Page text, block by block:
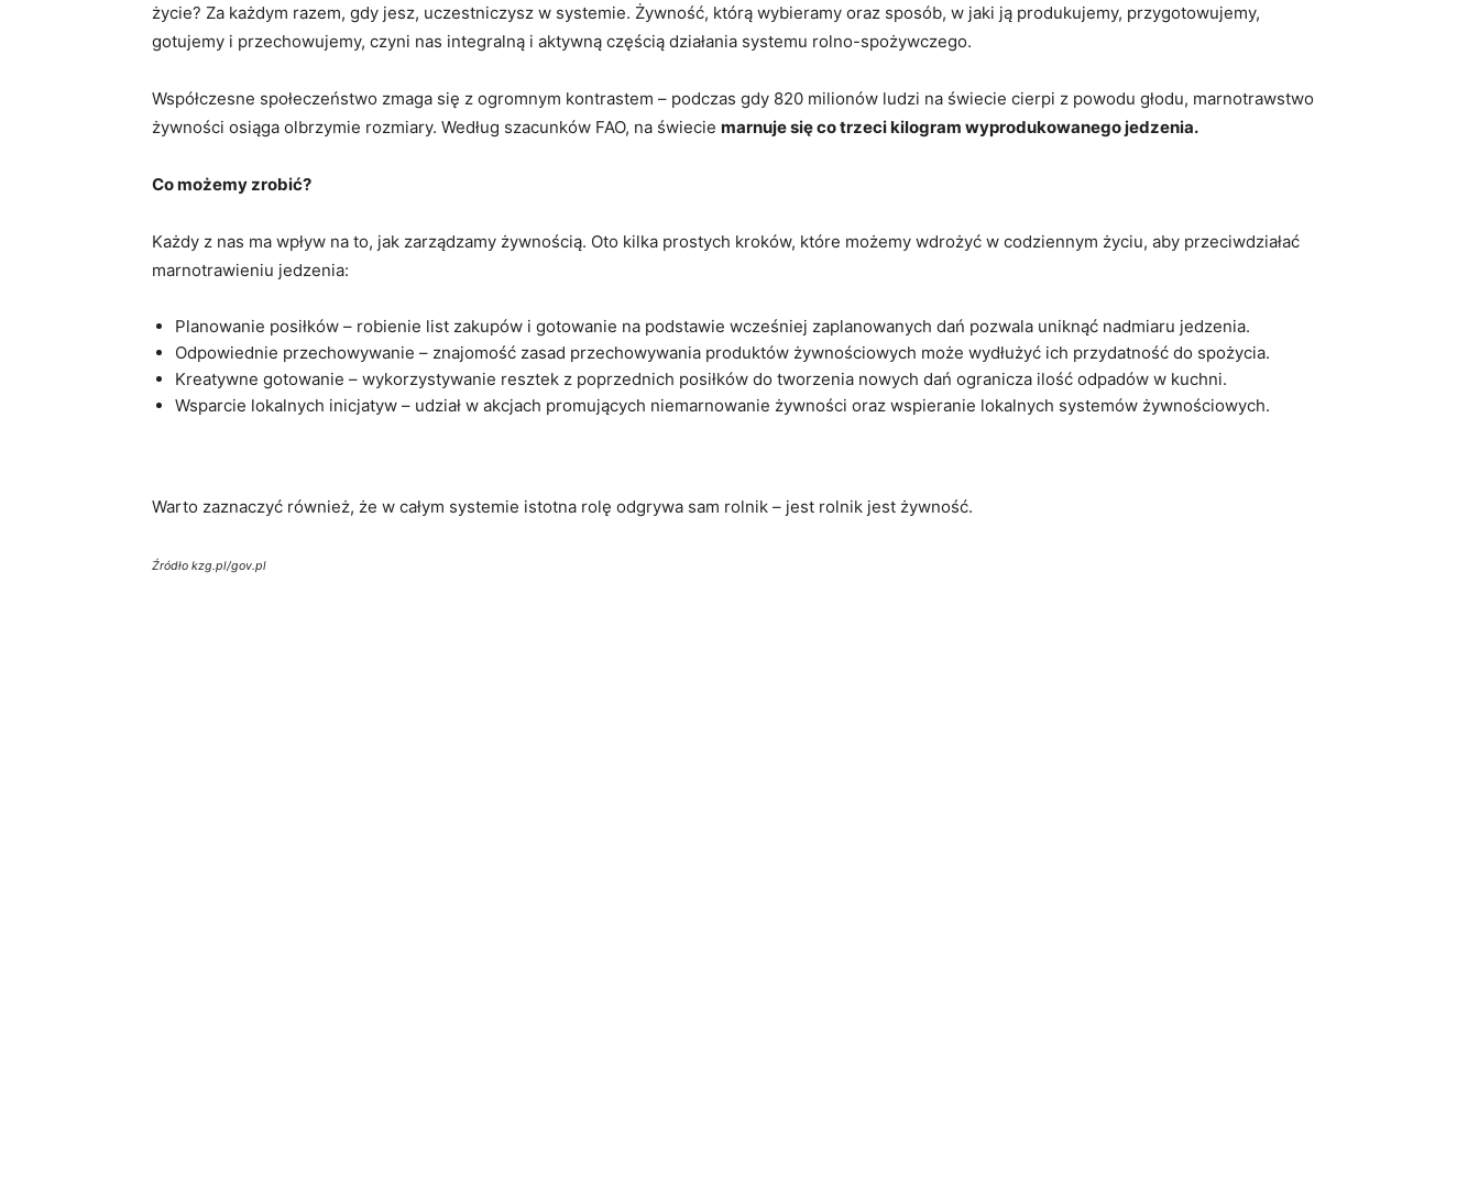
życie? Za każdym razem, gdy jesz, uczestniczysz w systemie. Żywność, którą wybieramy oraz sposób, w jaki ją produkujemy, przygotowujemy,
gotujemy i przechowujemy, czyni nas integralną i aktywną częścią działania systemu rolno-spożywczego.
Współczesne społeczeństwo zmaga się z ogromnym kontrastem – podczas gdy 820 milionów ludzi na świecie cierpi z powodu głodu, marnotrawstwo
żywności osiąga olbrzymie rozmiary. Według szacunków FAO, na świecie marnuje się co trzeci kilogram wyprodukowanego jedzenia.
Co możemy zrobić?
Każdy z nas ma wpływ na to, jak zarządzamy żywnością. Oto kilka prostych kroków, które możemy wdrożyć w codziennym życiu, aby przeciwdziałać
marnotrawieniu jedzenia:
Planowanie posiłków – robienie list zakupów i gotowanie na podstawie wcześniej zaplanowanych dań pozwala uniknąć nadmiaru jedzenia.
Odpowiednie przechowywanie – znajomość zasad przechowywania produktów żywnościowych może wydłużyć ich przydatność do spożycia.
Kreatywne gotowanie – wykorzystywanie resztek z poprzednich posiłków do tworzenia nowych dań ogranicza ilość odpadów w kuchni.
Wsparcie lokalnych inicjatyw – udział w akcjach promujących niemarnowanie żywności oraz wspieranie lokalnych systemów żywnościowych.
Warto zaznaczyć również, że w całym systemie istotna rolę odgrywa sam rolnik – jest rolnik jest żywność.
Źródło kzg.pl/gov.pl